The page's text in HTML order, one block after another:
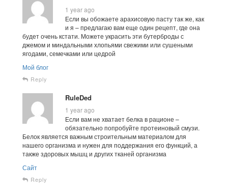
1 year ago
Если вы обожаете арахисовую пасту так же, как
и я – предлагаю вам еще один рецепт, где она
будет очень кстати. Можете украсить эти бутерброды с
джемом и миндальными хлопьями свежими или сушеными
ягодами, семечками или цедрой
Мой блог
Reply
RuleDed
1 year ago
Если вам не хватает белка в рационе –
обязательно попробуйте протеиновый смузи.
Белок является важным строительным материалом для
нашего организма и нужен для поддержания его функций, а
также здоровых мышц и других тканей организма
Сайт
Reply